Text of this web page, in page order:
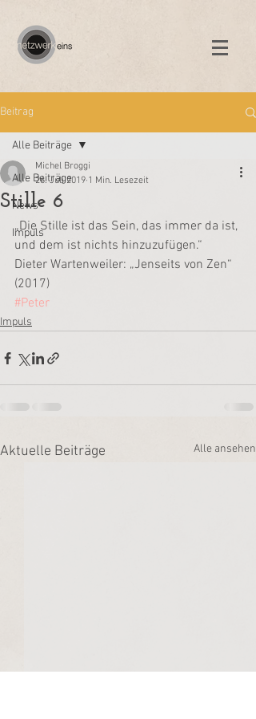
Beitrag
Alle Beiträge
News
Impuls
Alle Beiträge
Stille 6
Michel Broggi
26. Juli 2019 1 Min. Lesezeit
„Die Stille ist das Sein, das immer da ist,
und dem ist nichts hinzuzufügen.“
Dieter Wartenweiler: „Jenseits von Zen“
(2017)
#Peter
Impuls
Aktuelle Beiträge Alle ansehen